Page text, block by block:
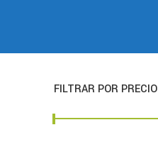
FILTRAR POR PRECIO